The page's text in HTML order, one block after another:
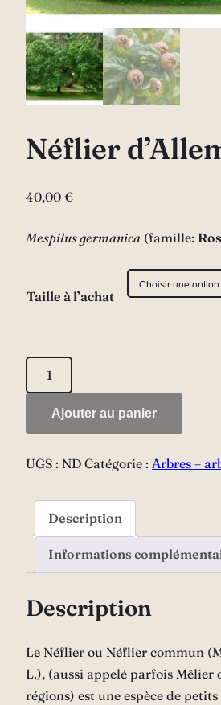
Néflier
40,00 €
Mespilus germanica (famille:
Taille à l’achat
quantité
de
Néflier
d'Allemagne
Ajouter au panier
UGS : ND Catégorie : Arbres –
Description
Informations
Description
Le Néflier ou Néflier commun
L.), (aussi appelé parfois Mêlier
régions) est une espèce de